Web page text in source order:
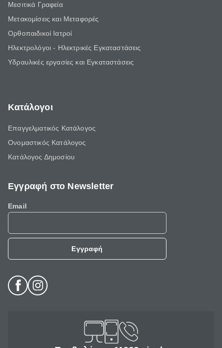
Μεσιτικά Γραφεία
Μετακομίσεις και Μεταφορές
Ορθοπαιδικοί Ιατροί
Ηλεκτρολόγοι - Ηλεκτρικές Εγκαταστάσεις
Υδραυλικές εργασίες και Εγκαταστάσεις
Κατάλογοι
Επαγγελματικός Κατάλογος
Ονομαστικός Κατάλογος
Κατάλογος Δημοσίου
Εγγραφή στο Newsletter
Email
Εγγραφή